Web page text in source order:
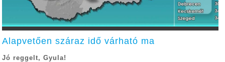
Alapvetően száraz idő várható ma
Jó reggelt, Gyula!